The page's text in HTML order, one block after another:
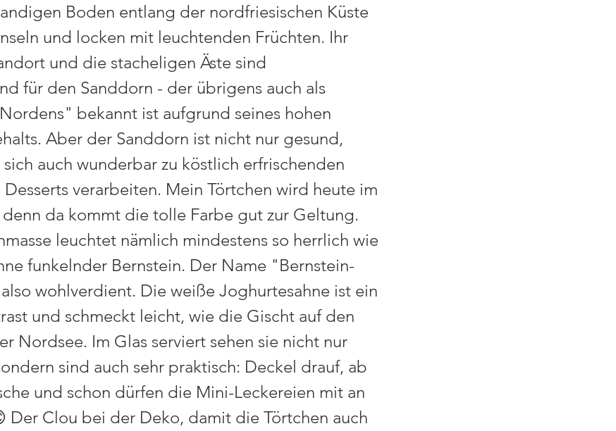
Boden entlang der nordfriesischen Küste
und locken mit leuchtenden Früchten. Ihr
und die stacheligen Äste sind
für den Sanddorn - der übrigens auch als
bekannt ist aufgrund seines hohen
Aber der Sanddorn ist nicht nur gesund,
sich auch wunderbar zu köstlich erfrischenden
verarbeiten. Mein Törtchen wird heute im
denn da kommt die tolle Farbe gut zur Geltung.
leuchtet nämlich mindestens so herrlich wie
funkelnder Bernstein. Der Name "Bernstein-
wohlverdient. Die weiße Joghurtesahne ist ein
und schmeckt leicht, wie die Gischt auf den
Nordsee. Im Glas serviert sehen sie nicht nur
sind auch sehr praktisch: Deckel drauf, ab
und schon dürfen die Mini-Leckereien mit an
Der Clou bei der Deko, damit die Törtchen auch